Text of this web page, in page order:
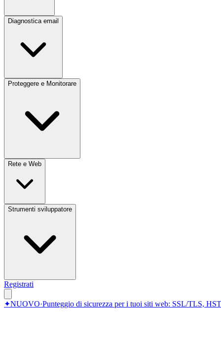
Diagnostica email
Proteggere e Monitorare
Rete e Web
Strumenti sviluppatore
Registrati
✦NUOVO·Punteggio di sicurezza per i tuoi siti web: SSL/TLS,